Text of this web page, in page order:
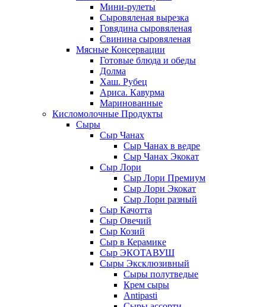
Мини-рулеты
Сыровяленая вырезка
Говядина сыровяленая
Свинина сыровяленая
Мясные Консервации
Готовые блюда и обеды
Долма
Хаш. Рубец
Ариса. Кавурма
Маринованные
Кисломолочные Продукты
Сыры
Сыр Чанах
Сыр Чанах в ведре
Сыр Чанах Экокат
Сыр Лори
Сыр Лори Премиум
Сыр Лори Экокат
Сыр Лори разный
Сыр Качотта
Сыр Овечий
Сыр Козий
Сыр в Керамике
Сыр ЭКОТАВУШ
Сыры Эксклюзивный
Сыры полутведые
Крем сыры
Antipasti